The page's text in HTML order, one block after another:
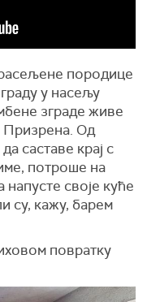
породице
у насељу
зграде живе
Призрена. Од
саставе крај с
потроше на
своје куће
су, кажу, барем
повратку